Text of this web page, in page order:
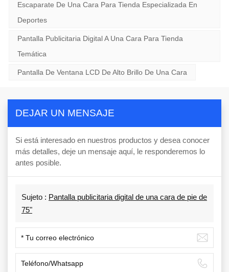
Escaparate De Una Cara Para Tienda Especializada En
Deportes
Pantalla Publicitaria Digital A Una Cara Para Tienda
Temática
Pantalla De Ventana LCD De Alto Brillo De Una Cara
DEJAR UN MENSAJE
Si está interesado en nuestros productos y desea conocer
más detalles, deje un mensaje aquí, le responderemos lo
antes posible.
Sujeto : Pantalla publicitaria digital de una cara de pie de
75"